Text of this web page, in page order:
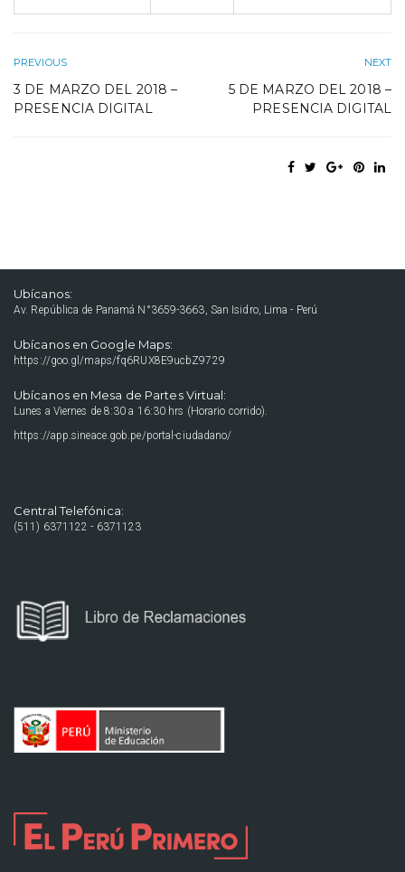
PREVIOUS
3 DE MARZO DEL 2018 –
PRESENCIA DIGITAL
NEXT
5 DE MARZO DEL 2018 –
PRESENCIA DIGITAL
Ubícanos:
Av. República de Panamá N°3659-3663, San Isidro, Lima - Perú
Ubícanos en Google Maps:
https://goo.gl/maps/fq6RUX8E9ucbZ9729
Ubícanos en Mesa de Partes Virtual:
Lunes a Viernes de 8:30 a 16:30 hrs (Horario corrido).
https://app.sineace.gob.pe/portal-ciudadano/
Central Telefónica:
(511) 6371122 - 6371123